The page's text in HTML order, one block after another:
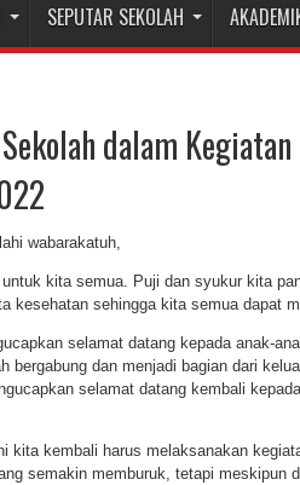
SEPUTAR SEKOLAH
dalam Kegiatan
wabarakatuh,
kita semua. Puji dan syukur kita
kesehatan sehingga kita semua dapat
selamat datang kepada anak-
bergabung dan menjadi bagian dari
selamat datang kembali
kita kembali harus melaksanakan
semakin memburuk, tetapi meskipun